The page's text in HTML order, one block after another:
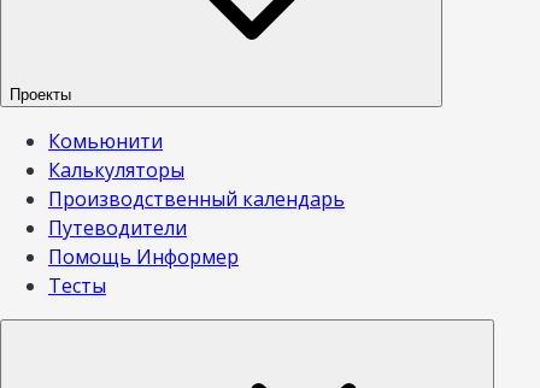
Проекты
Комьюнити
Калькуляторы
Производственный календарь
Путеводители
Помощь Информер
Тесты